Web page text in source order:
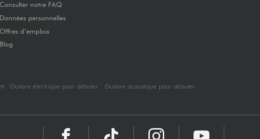
Consulter notre FAQ
Données personnelles
Offres d’emplois
Blog
Guitare électrique pour débuter
Guitare acoustique pour débuter